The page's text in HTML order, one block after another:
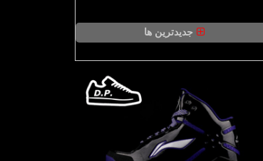
جدیدترین ها